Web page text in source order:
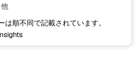
他
順不同で記載されています。